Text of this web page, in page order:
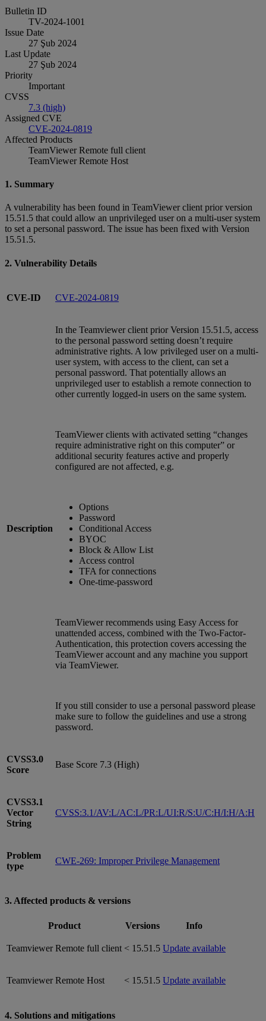
Bulletin ID
TV-2024-1001
Issue Date
27 Şub 2024
Last Update
27 Şub 2024
Priority
Important
CVSS
7.3 (high)
Assigned CVE
CVE-2024-0819
Affected Products
TeamViewer Remote full client
TeamViewer Remote Host
1. Summary
A vulnerability has been found in TeamViewer client prior version
15.51.5 that could allow an unprivileged user on a multi-user system
to set a personal password. The issue has been fixed with Version
15.51.5.
2. Vulnerability Details
CVE-ID CVE-2024-0819
Description
In the Teamviewer client prior Version 15.51.5, access
to the personal password setting doesn’t require
administrative rights. A low privileged user on a multi-
user system, with access to the client, can set a
personal password. That potentially allows an
unprivileged user to establish a remote connection to
other currently logged-in users on the same system.
TeamViewer clients with activated setting “changes
require administrative right on this computer” or
additional security features active and properly
configured are not affected, e.g.
Options
Password
Conditional Access
BYOC
Block & Allow List
Access control
TFA for connections
One-time-password
TeamViewer recommends using Easy Access for
unattended access, combined with the Two-Factor-
Authentication, this protection covers accessing the
TeamViewer account and any machine you support
via TeamViewer.
If you still consider to use a personal password please
make sure to follow the guidelines and use a strong
password.
CVSS3.0
Score
Base Score 7.3 (High)
CVSS3.1
Vector
String
CVSS:3.1/AV:L/AC:L/PR:L/UI:R/S:U/C:H/I:H/A:H
Problem
type
CWE-269: Improper Privilege Management
3. Affected products & versions
Product Versions Info
Teamviewer Remote full client < 15.51.5 Update available
Teamviewer Remote Host < 15.51.5 Update available
4. Solutions and mitigations